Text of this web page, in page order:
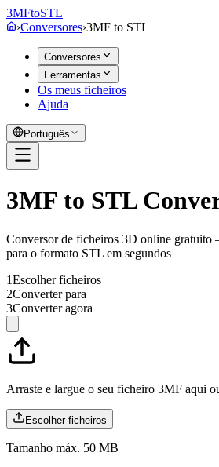
3MFtoSTL
›Conversores›3MF to STL
Conversores
Ferramentas
Os meus ficheiros
Ajuda
Português
3MF to STL
Conversor de ficheiros 3D online
para o formato STL em segundos
1Escolher ficheiros
2Converter para
3Converter agora
Arraste e largue o seu ficheiro 3MF aqui
Escolher ficheiros
Tamanho máx. 50 MB